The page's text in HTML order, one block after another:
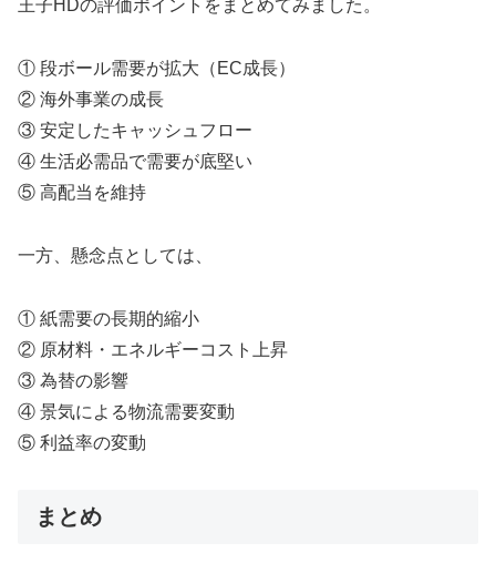
王子HDの評価ポイントをまとめてみました。
① 段ボール需要が拡大（EC成長）
② 海外事業の成長
③ 安定したキャッシュフロー
④ 生活必需品で需要が底堅い
⑤ 高配当を維持
一方、懸念点としては、
① 紙需要の長期的縮小
② 原材料・エネルギーコスト上昇
③ 為替の影響
④ 景気による物流需要変動
⑤ 利益率の変動
まとめ